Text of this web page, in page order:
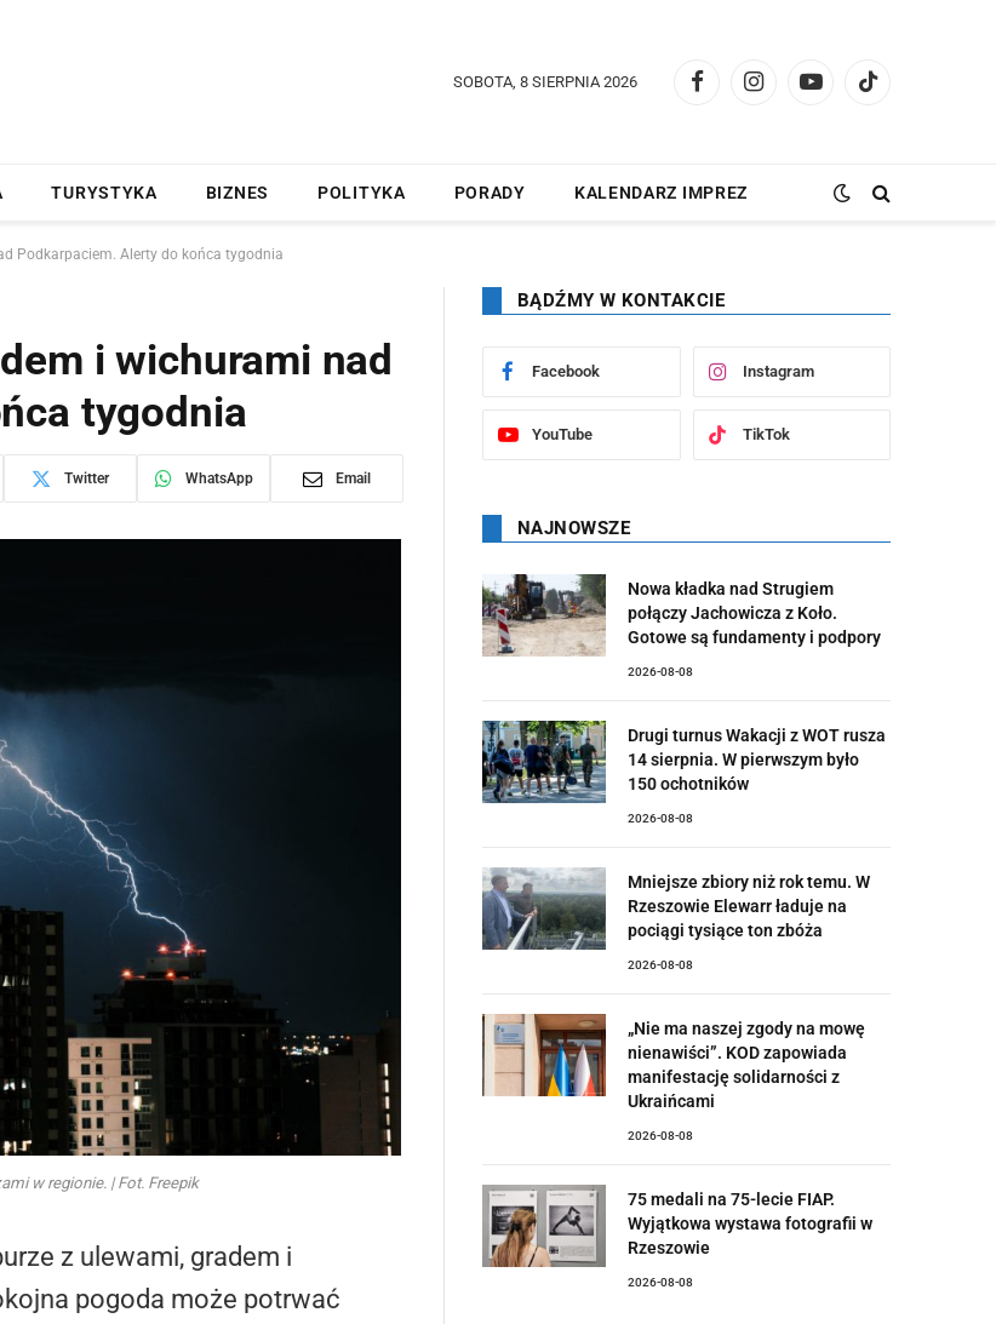
SOBOTA, 8 SIERPNIA 2026
FacebookInstagramYouTubeTikTok
TURYSTYKA BIZNES POLITYKA PORADY KALENDARZ IMPREZ
Podkarpaciem. Alerty do końca tygodnia
i wichurami nad
tygodnia
Twitter WhatsApp Email
w regionie. | Fot. Freepik
z ulewami, gradem i
pogoda może potrwać
BĄDŹMY W KONTAKCIE
Facebook Instagram
YouTube TikTok
NAJNOWSZE
Nowa kładka nad Strugiem
połączy Jachowicza z Koło.
Gotowe są fundamenty i podpory
2026-08-08
Drugi turnus Wakacji z WOT rusza
14 sierpnia. W pierwszym było
150 ochotników
2026-08-08
Mniejsze zbiory niż rok temu. W
Rzeszowie Elewarr ładuje na
pociągi tysiące ton zbóża
2026-08-08
„Nie ma naszej zgody na mowę
nienawiści”. KOD zapowiada
manifestację solidarności z
Ukraińcami
2026-08-08
75 medali na 75-lecie FIAP.
Wyjątkowa wystawa fotografii w
Rzeszowie
2026-08-08